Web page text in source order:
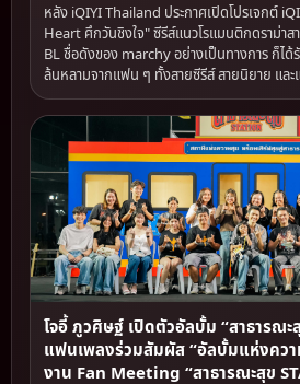
หลัง iQIYI Thailand ประกาศเปิดโปรเจกต์
Heart ศึกวันชิงใจ" ซีรีส์แนวโรแมนติกดราม่า
BL ชื่อดังของ marchy อย่างเป็นทางการ ก็ได้
ล้นหลามจากแฟน ๆ ทั้งสายซีรีส์ สายนิยาย แล
โจอี้ ภูวศิษฐ์ เปิดตัวอัลบั้ม “สาธารณ
แฟนเพลงร่วมสัมผัส “อัลบั้มแห่งควา
งาน Fan Meeting “สาธารณะสุข